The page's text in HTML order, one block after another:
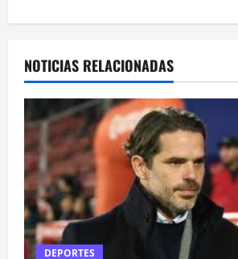
c
i
ó
n
d
e
NOTICIAS RELACIONADAS
DEPORTES